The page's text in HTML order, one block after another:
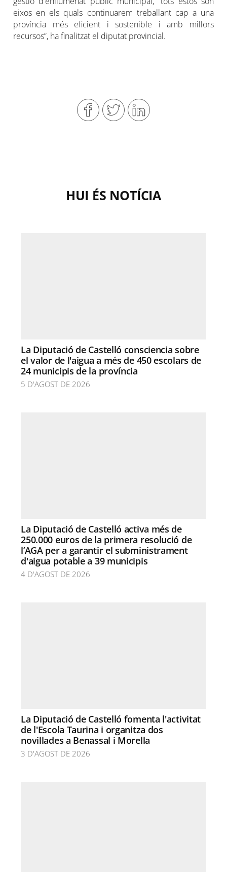
eixos en els quals continuarem treballant cap a una
província més eficient i sostenible i amb millors
recursos”, ha finalitzat el diputat provincial.
HUI ÉS NOTÍCIA
La Diputació de Castelló consciencia sobre
el valor de l'aigua a més de 450 escolars de
24 municipis de la província
5 D'AGOST DE 2026
La Diputació de Castelló activa més de
250.000 euros de la primera resolució de
l’AGA per a garantir el subministrament
d'aigua potable a 39 municipis
4 D'AGOST DE 2026
La Diputació de Castelló fomenta l'activitat
de l'Escola Taurina i organitza dos
novillades a Benassal i Morella
3 D'AGOST DE 2026